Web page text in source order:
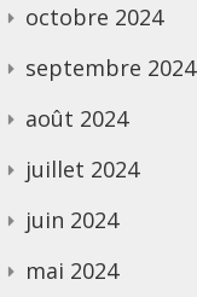
octobre 2024
septembre 2024
août 2024
juillet 2024
juin 2024
mai 2024